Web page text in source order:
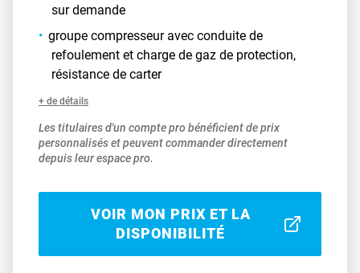
sur demande
groupe compresseur avec conduite de
refoulement et charge de gaz de protection,
résistance de carter
+ de détails
Les titulaires d'un compte pro bénéficient de prix
personnalisés et peuvent commander directement
depuis leur espace pro.
VOIR MON PRIX ET LA
DISPONIBILITÉ